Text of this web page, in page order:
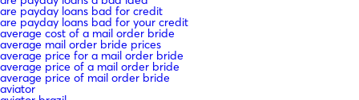
are payday loans bad for credit
are payday loans bad for your credit
average cost of a mail order bride
average mail order bride prices
average price for a mail order bride
average price of a mail order bride
average price of mail order bride
aviator